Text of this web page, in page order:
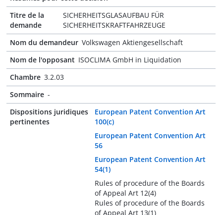
Titre de la
demande
SICHERHEITSGLASAUFBAU FÜR
SICHERHEITSKRAFTFAHRZEUGE
Nom du demandeur Volkswagen Aktiengesellschaft
Nom de l'opposant ISOCLIMA GmbH in Liquidation
Chambre 3.2.03
Sommaire -
Dispositions juridiques
pertinentes
European Patent Convention Art
100(c)
European Patent Convention Art
56
European Patent Convention Art
54(1)
Rules of procedure of the Boards
of Appeal Art 12(4)
Rules of procedure of the Boards
of Appeal Art 13(1)